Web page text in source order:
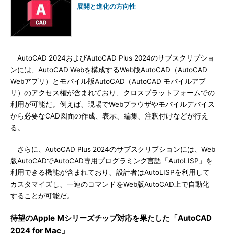
展開と進化の方向性
AutoCAD 2024およびAutoCAD Plus 2024のサブスクリプショ
ンには、AutoCAD Webを構成するWeb版AutoCAD（AutoCAD
Webアプリ）とモバイル版AutoCAD（AutoCAD モバイルアプ
リ）のアクセス権が含まれており、クロスプラットフォームでの
利用が可能だ。例えば、現場でWebブラウザやモバイルデバイス
から必要なCAD図面の作成、表示、編集、注釈付けなどが行え
る。
さらに、AutoCAD Plus 2024のサブスクリプションには、Web
版AutoCADでAutoCAD専用プログラミング言語「AutoLISP」を
利用できる機能が含まれており、設計者はAutoLISPを利用して
カスタマイズし、一連のコマンドをWeb版AutoCAD上で自動化
することが可能だ。
待望のApple Mシリーズチップ対応を果たした「AutoCAD
2024 for Mac」